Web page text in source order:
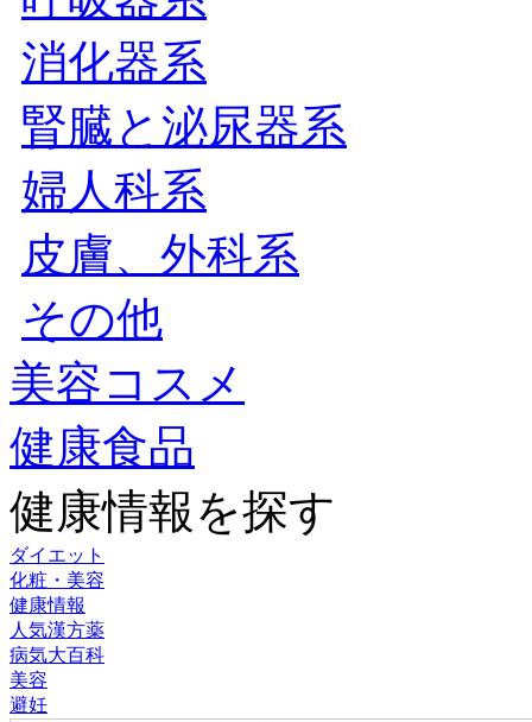
消化器系
腎臓と泌尿器系
婦人科系
皮膚、外科系
その他
美容コスメ
健康食品
健康情報を探す
ダイエット
化粧・美容
健康情報
人気漢方薬
病気大百科
美容
避妊